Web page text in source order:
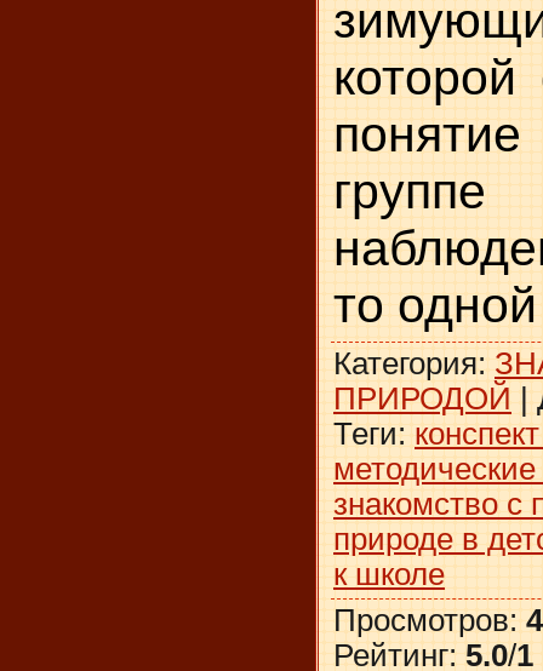
то
Категория:
ПРИРОДОЙ |
Теги:
знакомство с
природе в
к школе
Просмотров:
Рейтинг: 5.0/1